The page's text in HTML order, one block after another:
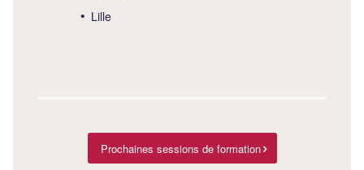
Lille
Prochaines sessions de formation